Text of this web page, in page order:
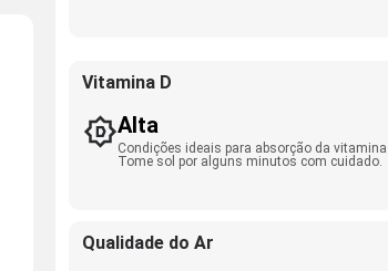
Vitamina D
Alta
Condições ideais para absorção da vitamina
Tome sol por alguns minutos com cuidado.
Qualidade do Ar